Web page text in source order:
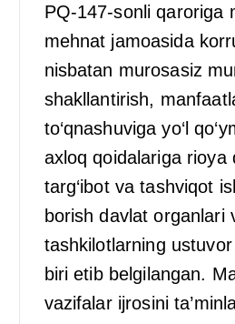
PQ-147-sonli qaroriga
mehnat jamoasida
nisbatan murosasiz
shakllantirish,
to‘qnashuviga yo‘l
axloq qoidalariga rioya
targ‘ibot va tashviqot
borish davlat organlari
tashkilotlarning
biri etib belgilangan.
vazifalar ijrosini